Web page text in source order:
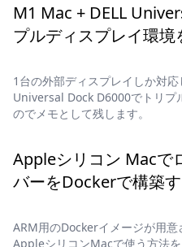
M1 Mac + DELL
プルディスプレイ環境
1台の外部ディスプレイしか対
Universal Dock D6000でトリプ
のでメモとして残します。
Appleシリコン Macで
バーをDockerで構築
ARM用のDockerイメージが用意
AppleシリコンMacで使う方法を